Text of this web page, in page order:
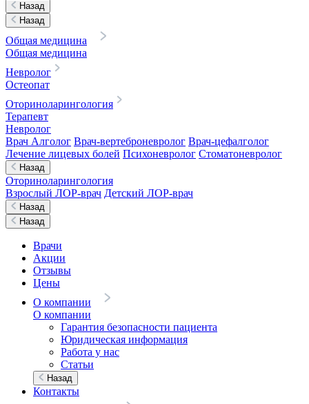
Назад
Назад
Общая медицина
Общая медицина
Невролог
Остеопат
Оториноларингология
Терапевт
Невролог
Врач Алголог Врач-вертеброневролог Врач-цефалголог
Лечение лицевых болей Психоневролог Стоматоневролог
Назад
Оториноларингология
Взрослый ЛОР-врач Детский ЛОР-врач
Назад
Назад
Врачи
Акции
Отзывы
Цены
О компании
О компании
Гарантия безопасности пациента
Юридическая информация
Работа у нас
Статьи
Назад
Контакты